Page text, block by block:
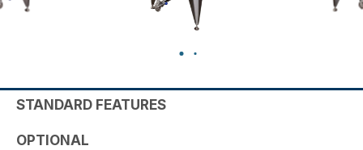
STANDARD FEATURES
OPTIONAL